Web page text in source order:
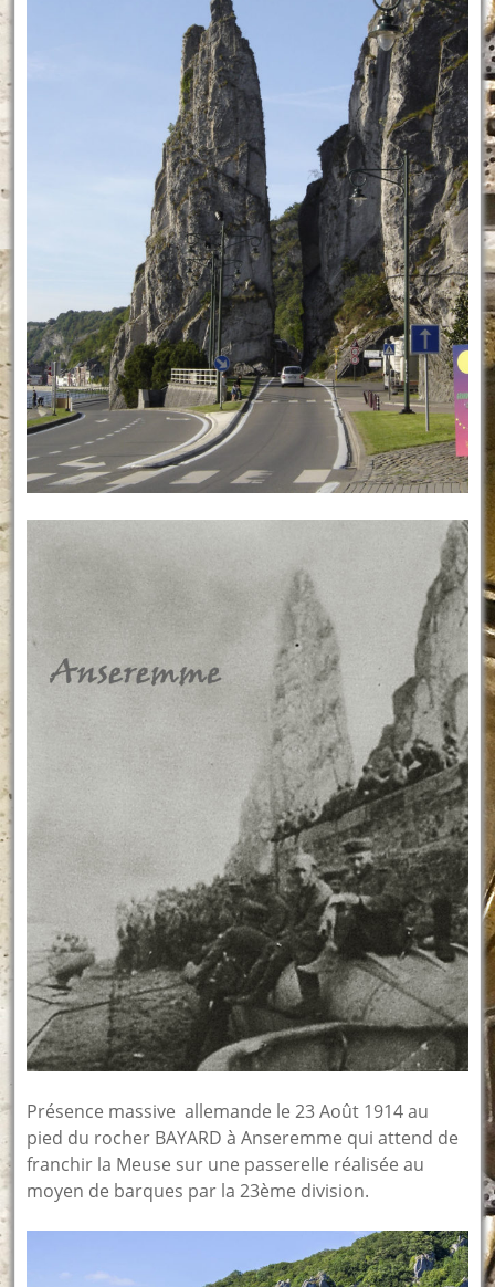
Présence massive allemande le 23 Août 1914 au
pied du rocher BAYARD à Anseremme qui attend de
franchir la Meuse sur une passerelle réalisée au
moyen de barques par la 23ème division.